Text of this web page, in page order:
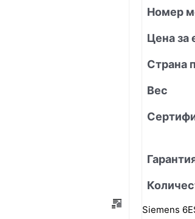
Номер
Цена за
Страна
Вес
Siemens